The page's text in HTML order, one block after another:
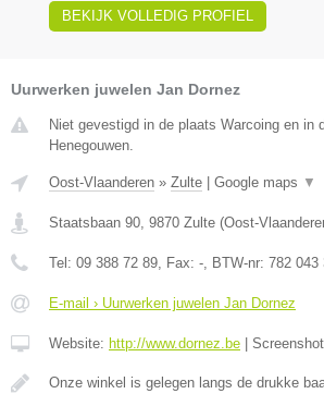
BEKIJK VOLLEDIG PROFIEL
Uurwerken juwelen Jan Dornez
Niet gevestigd in de plaats Warcoing en in
Henegouwen.
Oost-Vlaanderen » Zulte Google maps ▼
Staatsbaan 90, 9870 Zulte (Oost-
Tel: 09 388 72 89, Fax: -, BTW-nr: 782 043
E-mail › Uurwerken juwelen Jan Dornez
Website: http://www.dornez.be Screenshot
Onze winkel is gelegen langs de drukke